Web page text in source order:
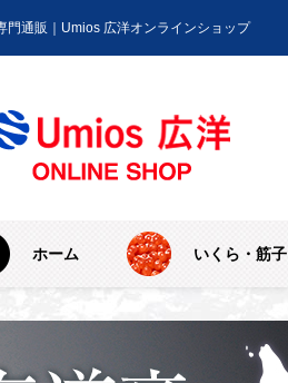
門通販｜Umios 広洋オンラインショップ
ホーム いくら・筋子